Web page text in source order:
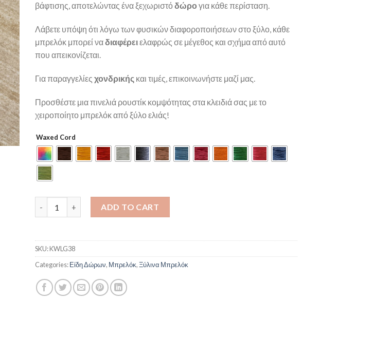
βάφτισης, αποτελώντας ένα ξεχωριστόδώρο για κάθε περίσταση.
Λάβετε υπόψη ότι λόγω των φυσικών διαφοροποιήσεων στο ξύλο, κάθε
μπρελόκ μπορεί ναδιαφέρειελαφρώς σε μέγεθος και σχήμα από αυτό
που απεικονίζεται.
Για παραγγελίες χονδρικής και τιμές, επικοινωνήστε μαζί μας.
Προσθέστε μια πινελιά ρουστίκ κομψότητας στα κλειδιά σας με το
χειροποίητο μπρελόκ από ξύλο ελιάς!
Waxed Cord
ADD TO CART
SKU:KWLG38
Categories:Είδη Δώρων, Μπρελόκ,Ξύλινα Μπρελόκ